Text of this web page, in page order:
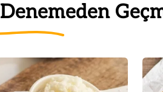
Denemeden